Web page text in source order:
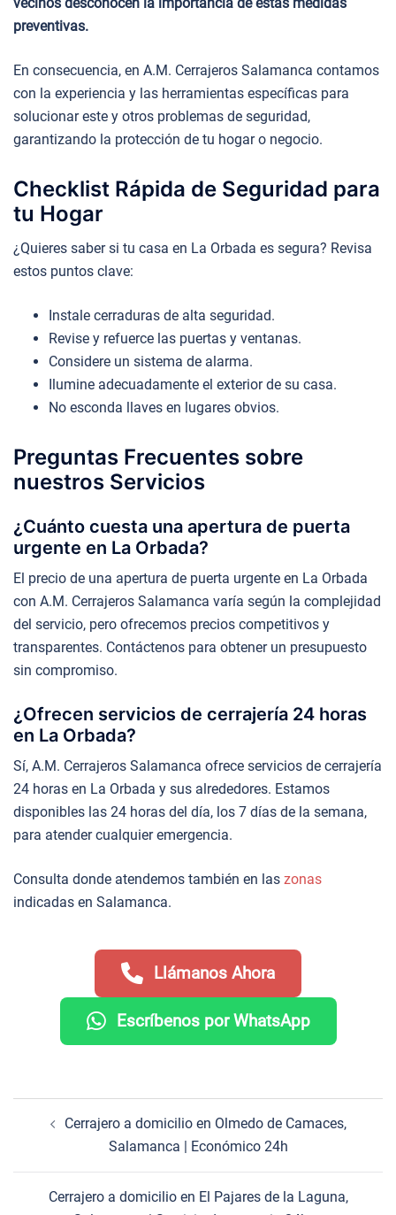
preventivas.
En consecuencia, en A.M. Cerrajeros Salamanca contamos
con la experiencia y las herramientas específicas para
solucionar este y otros problemas de seguridad,
garantizando la protección de tu hogar o negocio.
Checklist Rápida de Seguridad para
tu Hogar
¿Quieres saber si tu casa en La Orbada es segura? Revisa
estos puntos clave:
Instale cerraduras de alta seguridad.
Revise y refuerce las puertas y ventanas.
Considere un sistema de alarma.
Ilumine adecuadamente el exterior de su casa.
No esconda llaves en lugares obvios.
Preguntas Frecuentes sobre
nuestros Servicios
¿Cuánto cuesta una apertura de puerta
urgente en La Orbada?
El precio de una apertura de puerta urgente en La Orbada
con A.M. Cerrajeros Salamanca varía según la complejidad
del servicio, pero ofrecemos precios competitivos y
transparentes. Contáctenos para obtener un presupuesto
sin compromiso.
¿Ofrecen servicios de cerrajería 24 horas
en La Orbada?
Sí, A.M. Cerrajeros Salamanca ofrece servicios de cerrajería
24 horas en La Orbada y sus alrededores. Estamos
disponibles las 24 horas del día, los 7 días de la semana,
para atender cualquier emergencia.
Consulta donde atendemos también en las zonas
indicadas en Salamanca.
Llámanos Ahora
Escríbenos por WhatsApp
Cerrajero a domicilio en Olmedo de Camaces,
Salamanca | Económico 24h
Cerrajero a domicilio en El Pajares de la Laguna,